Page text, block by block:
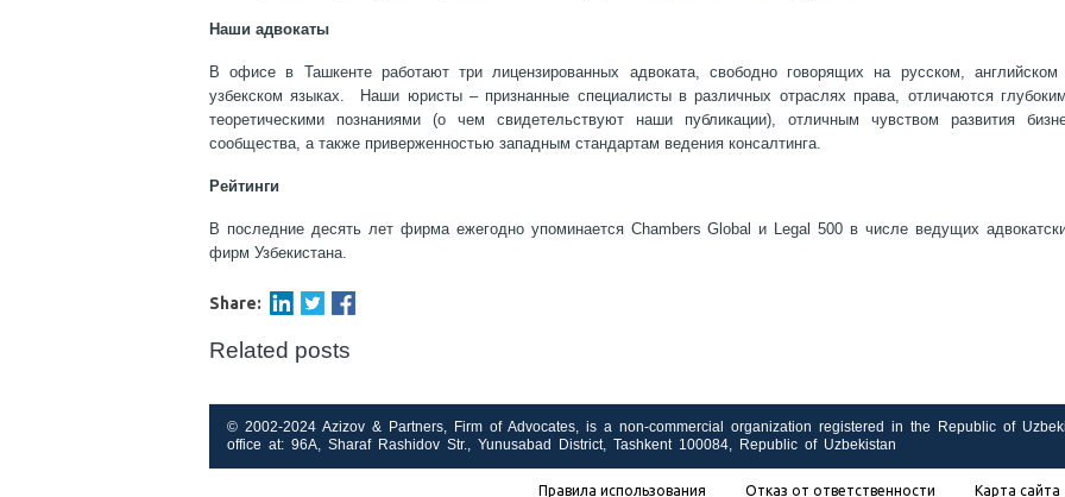
Наши адвокаты
В офисе в Ташкенте работают три лицензированных адвоката, свободно говорящих на русском, английском
узбекском языках. Наши юристы – признанные специалисты в различных отраслях права, отличаются
теоретическими познаниями (о чем свидетельствуют наши публикации), отличным чувством развития
сообщества, а также приверженностью западным стандартам ведения консалтинга.
Рейтинги
В последние десять лет фирма ежегодно упоминается Chambers Global и Legal 500 в числе ведущих
фирм Узбекистана.
Share:
Related posts
© 2002-2024 Azizov & Partners, Firm of Advocates, is a non-commercial organization registered in the Republic of
office at: 96A, Sharaf Rashidov Str., Yunusabad District, Tashkent 100084, Republic of Uzbekistan
Правила использования Отказ от ответственности Карта сайта